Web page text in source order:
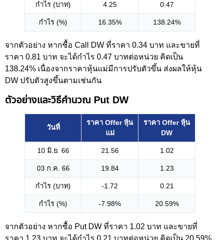
กำไร (บาท) 4.25 0.47
กำไร (%) 16.35% 138.24%
จากตัวอย่าง หากซื้อ Call DW ที่ราคา 0.34 บาท และขายที่
ราคา 0.81 บาท จะได้กำไร 0.47 บาทต่อหน่วย คิดเป็น
138.24% เนื่องจากราคาหุ้นแม่มีการปรับตัวขึ้น ส่งผลให้หุ้น
DW ปรับตัวสูงขึ้นตามเช่นกัน
ตัวอย่างและวิธีคำนวณ Put DW
วันที่
ราคา Offer หุ้น
แม่
ราคา Offer หุ้น
DW
10 มิ.ย. 66 21.56 1.02
03 ก.ค. 66 19.84 1.23
กำไร (บาท) -1.72 0.21
กำไร (%) -7.98% 20.59%
จากตัวอย่าง หากซื้อ Put DW ที่ราคา 1.02 บาท และขายที่
ราคา 1.23 บาท จะได้กำไร 0.21 บาทต่อหน่วย คิดเป็น 20.59%